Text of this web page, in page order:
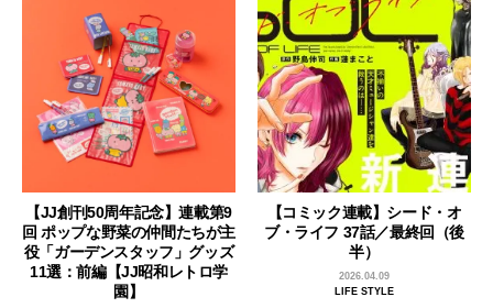
【JJ創刊50周年記念】連載第9
回 ポップな野菜の仲間たちが主
役「ガーデンスタッフ」グッズ
11選：前編【JJ昭和レトロ学
園】
【コミック連載】シード・オ
ブ・ライフ 37話／最終回（後
半）
2026.04.09
LIFE STYLE